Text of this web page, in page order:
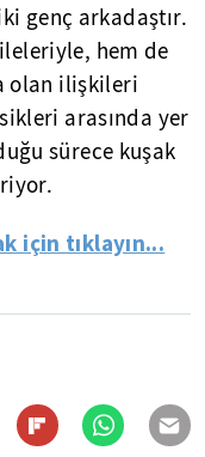
genç arkadaştır.
hem de
olan ilişkileri
arasında yer
sürece kuşak
için tıklayın...